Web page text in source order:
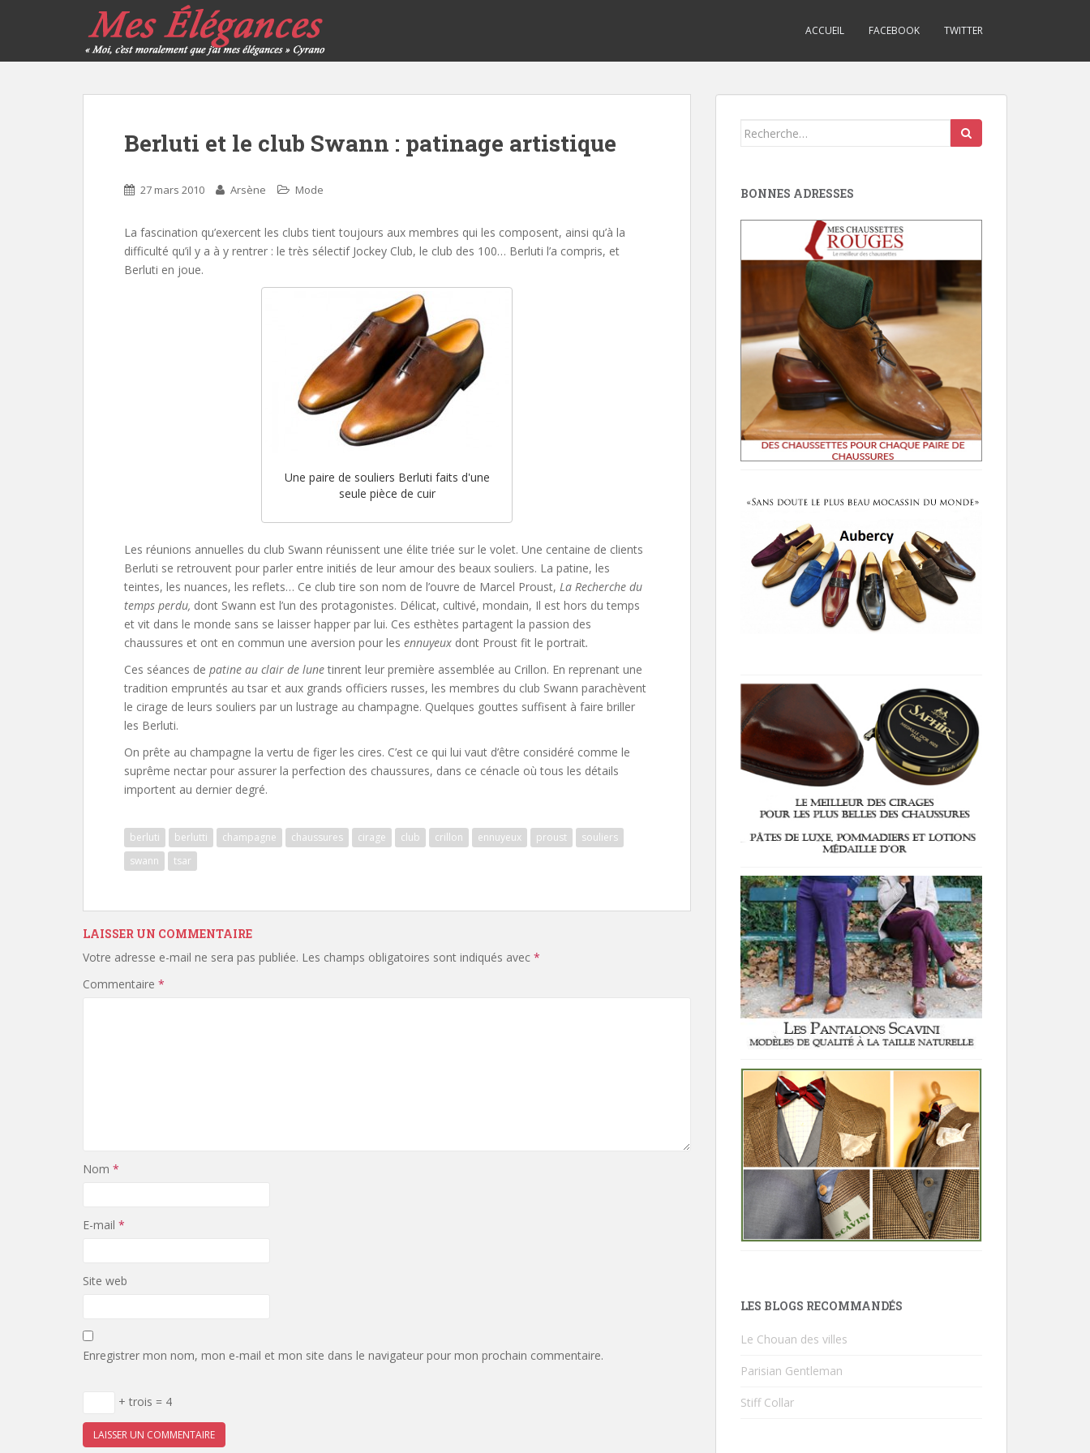
ACCUEIL FACEBOOK TWITTER
Berluti et le club Swann : patinage artistique
27 mars 2010 Arsène Mode
La fascination qu’exercent les clubs tient toujours aux membres qui les composent, ainsi qu’à la
difficulté qu’il y a à y rentrer : le très sélectif Jockey Club, le club des 100… Berluti l’a compris, et
Berluti en joue.
Une paire de souliers Berluti faits d'une
seule pièce de cuir
Les réunions annuelles du club Swann réunissent une élite triée sur le volet. Une centaine de clients
Berluti se retrouvent pour parler entre initiés de leur amour des beaux souliers. La patine, les
teintes, les nuances, les reflets… Ce club tire son nom de l’ouvre de Marcel Proust, La Recherche du
temps perdu, dont Swann est l’un des protagonistes. Délicat, cultivé, mondain, Il est hors du temps
et vit dans le monde sans se laisser happer par lui. Ces esthètes partagent la passion des
chaussures et ont en commun une aversion pour les ennuyeux dont Proust fit le portrait.
Ces séances de patine au clair de lune tinrent leur première assemblée au Crillon. En reprenant une
tradition empruntés au tsar et aux grands officiers russes, les membres du club Swann parachèvent
le cirage de leurs souliers par un lustrage au champagne. Quelques gouttes suffisent à faire briller
les Berluti.
On prête au champagne la vertu de figer les cires. C’est ce qui lui vaut d’être considéré comme le
suprême nectar pour assurer la perfection des chaussures, dans ce cénacle où tous les détails
importent au dernier degré.
berluti berlutti champagne chaussures cirage club crillon ennuyeux proust
souliers
swann
tsar
LAISSER UN COMMENTAIRE
Votre adresse e-mail ne sera pas publiée. Les champs obligatoires sont indiqués avec *
Commentaire *
Nom *
E-mail *
Site web
Enregistrer mon nom, mon e-mail et mon site dans le navigateur pour mon prochain commentaire.
+ trois = 4
Search
BONNES ADRESSES
LES BLOGS RECOMMANDÉS
Le Chouan des villes
Parisian Gentleman
Stiff Collar